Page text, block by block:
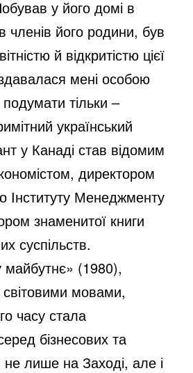
у його домі в
членів його родини, був
й відкритістю цієї
мені особою
тільки –
український
у Канаді став відомим
директором
Інституту Менеджменту
знаменитої книги
суспільств.
майбутнє» (1980),
світовими мовами,
часу стала
бізнесових та
не лише на Заході, але і